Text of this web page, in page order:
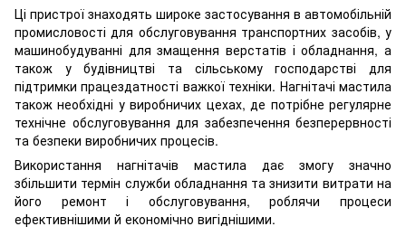
Ці пристрої знаходять широке застосування в автомобільній
промисловості для обслуговування транспортних засобів, у
машинобудуванні для змащення верстатів і обладнання, а
також у будівництві та сільському господарстві для
підтримки працездатності важкої техніки. Нагнітачі мастила
також необхідні у виробничих цехах, де потрібне регулярне
технічне обслуговування для забезпечення безперервності
та безпеки виробничих процесів.
Використання нагнітачів мастила дає змогу значно
збільшити термін служби обладнання та знизити витрати на
його ремонт і обслуговування, роблячи процеси
ефективнішими й економічно вигіднішими.